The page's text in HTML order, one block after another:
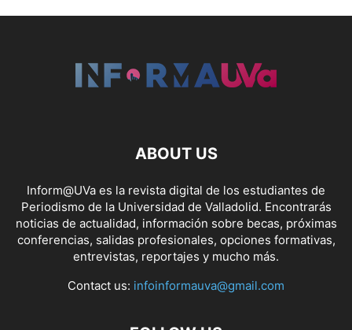
ABOUT US
Inform@UVa es la revista digital de los estudiantes de
Periodismo de la Universidad de Valladolid. Encontrarás
noticias de actualidad, información sobre becas, próximas
conferencias, salidas profesionales, opciones formativas,
entrevistas, reportajes y mucho más.
Contact us: infoinformauva@gmail.com